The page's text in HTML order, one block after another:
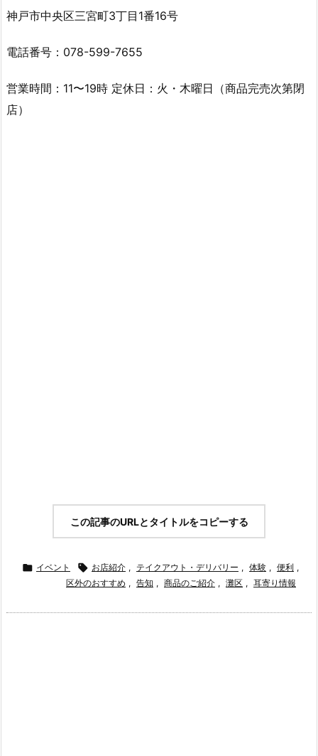
神戸市中央区三宮町3丁目1番16号
電話番号：078-599-7655
営業時間：11〜19時 定休日：火・木曜日（商品完売次第閉
店）
この記事のURLとタイトルをコピーする
 イベント  お店紹介 , テイクアウト・デリバリー , 体験 , 便利 ,
区外のおすすめ , 告知 , 商品のご紹介 , 灘区 , 耳寄り情報